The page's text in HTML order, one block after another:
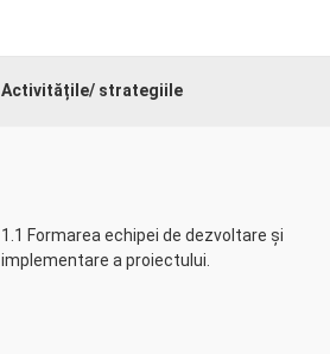
Activitățile/ strategiile
1.1 Formarea echipei de dezvoltare și
implementare a proiectului.